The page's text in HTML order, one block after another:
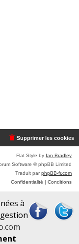
Supprimer les cookies
Flat Style by Ian Bradley
Software © phpBB Limited
Traduit parphpBB-fr.com
Confidentialité | Conditions
à